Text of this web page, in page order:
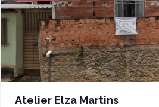
Atelier Elza Martins